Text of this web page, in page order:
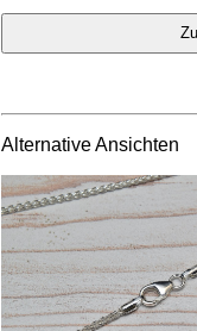
Alternative Ansichten